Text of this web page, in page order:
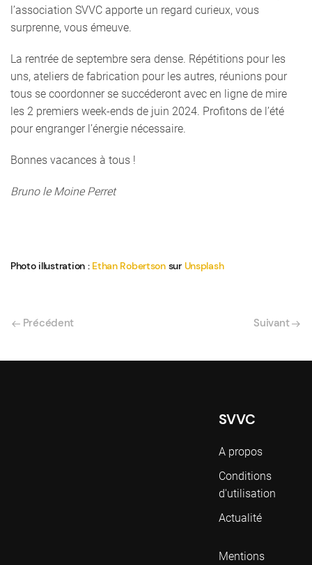
l’association SVVC apporte un regard curieux, vous
surprenne, vous émeuve.
La rentrée de septembre sera dense. Répétitions pour les
uns, ateliers de fabrication pour les autres, réunions pour
tous se coordonner se succéderont avec en ligne de mire
les 2 premiers week-ends de juin 2024. Profitons de l’été
pour engranger l’énergie nécessaire.
Bonnes vacances à tous !
Bruno le Moine Perret
Photo illustration : Ethan Robertsonsur Unsplash
Précédent Suivant
SVVC
A propos
Conditions
d'utilisation
Actualité
Mentions